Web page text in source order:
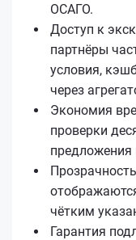
ОСАГО.
Доступ к
партнёры
условия,
через
Экономия
проверки
предложения
чётким
Гарантия